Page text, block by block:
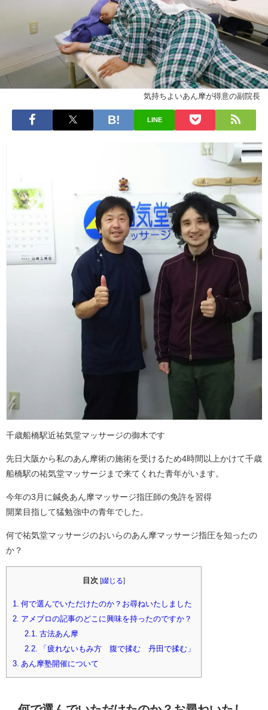
気持ちよいあん摩が得意の副院長
LINE
千歳船橋駅近祐気堂マッサージの御木です
先日大阪から私のあん摩術の施術を受けるため4時間以上かけて千歳
船橋駅の祐気堂マッサージまで来てくれた青年がいます。
今年の3月に鍼灸あん摩マッサージ指圧師の免許を習得
開業目指して猛勉強中の青年でした。
何で祐気堂マッサージのおいらのあん摩マッサージ指圧を知ったの
か？
目次 [綴じる]
1.
何で選んでいただけたのか？お尋ねいたしました
2.
アメブロの記事のどこに興味を持ったのですか？
2.1.
古法あん摩
2.2.
「疲れないもみ方 腹で揉む 丹田で揉む」
3.
あん摩塾開催について